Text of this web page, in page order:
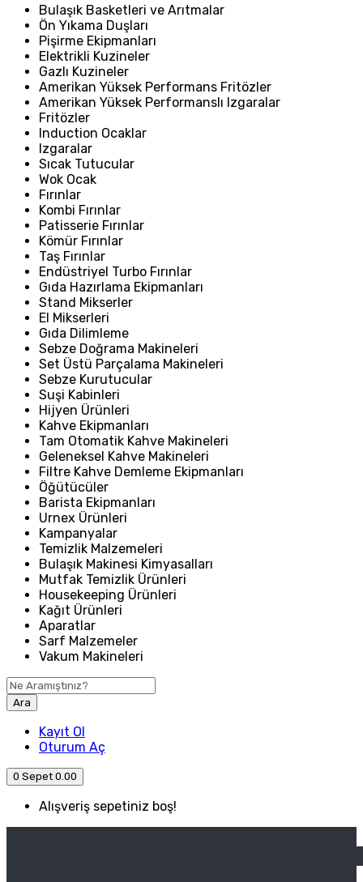
Bulaşık Basketleri ve Arıtmalar
Ön Yıkama Duşları
Pişirme Ekipmanları
Elektrikli Kuzineler
Gazlı Kuzineler
Amerikan Yüksek Performans Fritözler
Amerikan Yüksek Performanslı Izgaralar
Fritözler
Induction Ocaklar
Izgaralar
Sıcak Tutucular
Wok Ocak
Fırınlar
Kombi Fırınlar
Patisserie Fırınlar
Kömür Fırınlar
Taş Fırınlar
Endüstriyel Turbo Fırınlar
Gıda Hazırlama Ekipmanları
Stand Mikserler
El Mikserleri
Gıda Dilimleme
Sebze Doğrama Makineleri
Set Üstü Parçalama Makineleri
Sebze Kurutucular
Suşi Kabinleri
Hijyen Ürünleri
Kahve Ekipmanları
Tam Otomatik Kahve Makineleri
Geleneksel Kahve Makineleri
Filtre Kahve Demleme Ekipmanları
Öğütücüler
Barista Ekipmanları
Urnex Ürünleri
Kampanyalar
Temizlik Malzemeleri
Bulaşık Makinesi Kimyasalları
Mutfak Temizlik Ürünleri
Housekeeping Ürünleri
Kağıt Ürünleri
Aparatlar
Sarf Malzemeler
Vakum Makineleri
Ara
Kayıt Ol
Oturum Aç
0 Sepet 0.00
Alışveriş sepetiniz boş!